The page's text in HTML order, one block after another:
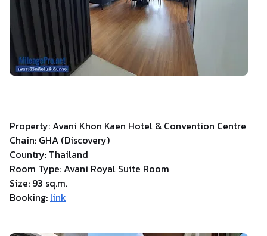
Property: Avani Khon Kaen Hotel & Convention Centre
Chain: GHA (Discovery)
Country: Thailand
Room Type: Avani Royal Suite Room
Size: 93 sq.m.
Booking: link